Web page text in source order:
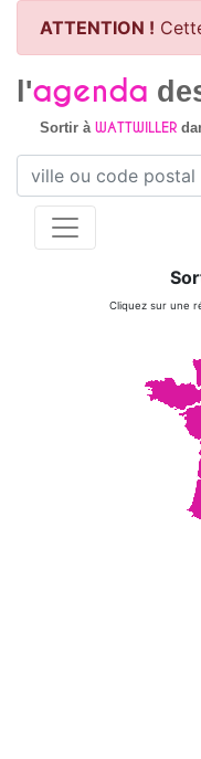
ATTENTION !
l'agenda
Sortir à WATTWILLER
Cliquez sur une